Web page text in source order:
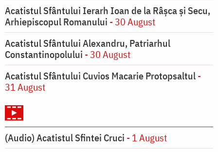
Acatistul Sfântului Ierarh Ioan de la Râşca şi Secu,
Arhiepiscopul Romanului - 30 August
Acatistul Sfântului Alexandru, Patriarhul
Constantinopolului - 30 August
Acatistul Sfântului Cuvios Macarie Protopsaltul-
31 August
(Audio) Acatistul Sfintei Cruci - 1 August